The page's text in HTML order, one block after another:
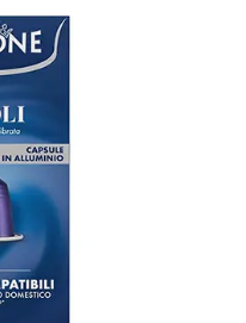
Caffè Borbone
le macchine a
® REspresso
BLU